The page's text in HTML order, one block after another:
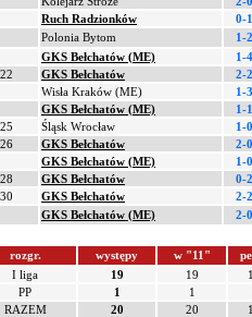
Ruch Radzionków
0-1
Polonia Bytom
1-2
GKS Bełchatów (ME)
1-4
GKS Bełchatów
2-2
Wisła Kraków (ME)
1-3
GKS Bełchatów (ME)
1-1
Śląsk Wrocław
1-0
GKS Bełchatów
2-0
GKS Bełchatów (ME)
1-0
GKS Bełchatów
0-2
GKS Bełchatów
2-2
GKS Bełchatów (ME) 2-0
rozgr. występy w "11"
I liga 19 19
PP 1 1
RAZEM 20 20